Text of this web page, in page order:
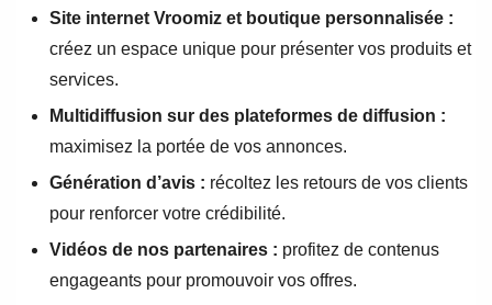
Site internet Vroomiz et boutique personnalisée :
créez un espace unique pour présenter vos produits et
services.
Multidiffusion sur des plateformes de diffusion :
maximisez la portée de vos annonces.
Génération d’avis : récoltez les retours de vos clients
pour renforcer votre crédibilité.
Vidéos de nos partenaires : profitez de contenus
engageants pour promouvoir vos offres.